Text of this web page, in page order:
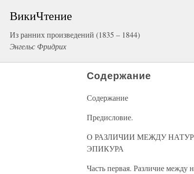
ВикиЧтение
Из ранних произведений (1835 – 1844)
Энгельс Фридрих
Содержание
Содержание
Предисловие.
О РАЗЛИЧИИ МЕЖДУ
ЭПИКУРА
Часть первая. Различие